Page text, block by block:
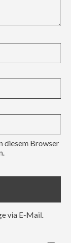
diesem Browser
via E-Mail.